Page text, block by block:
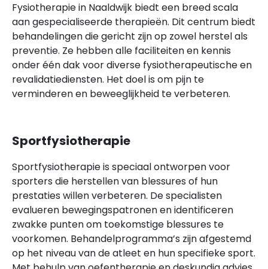
Fysiotherapie in Naaldwijk biedt een breed scala
aan gespecialiseerde therapieën. Dit centrum biedt
behandelingen die gericht zijn op zowel herstel als
preventie. Ze hebben alle faciliteiten en kennis
onder één dak voor diverse fysiotherapeutische en
revalidatiediensten. Het doel is om pijn te
verminderen en beweeglijkheid te verbeteren.
Sportfysiotherapie
Sportfysiotherapie is speciaal ontworpen voor
sporters die herstellen van blessures of hun
prestaties willen verbeteren. De specialisten
evalueren bewegingspatronen en identificeren
zwakke punten om toekomstige blessures te
voorkomen. Behandelprogramma’s zijn afgestemd
op het niveau van de atleet en hun specifieke sport.